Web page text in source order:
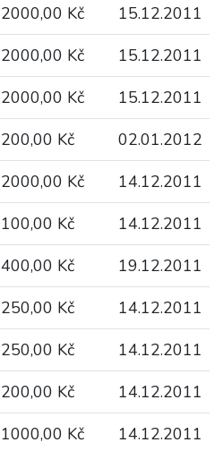
2000,00 Kč
15.12.2011
2000,00 Kč
15.12.2011
2000,00 Kč
15.12.2011
200,00 Kč
02.01.2012
2000,00 Kč
14.12.2011
100,00 Kč
14.12.2011
400,00 Kč
19.12.2011
250,00 Kč
14.12.2011
250,00 Kč
14.12.2011
200,00 Kč
14.12.2011
1000,00 Kč
14.12.2011